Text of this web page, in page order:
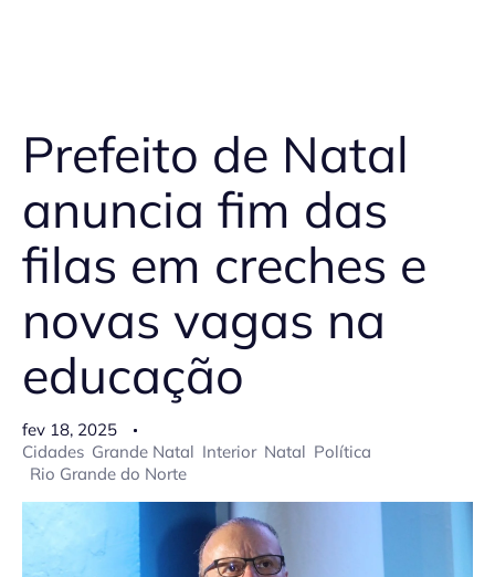
Prefeito de Natal
anuncia fim das
filas em creches e
novas vagas na
educação
fev 18, 2025
Cidades Grande Natal Interior Natal Política
Rio Grande do Norte